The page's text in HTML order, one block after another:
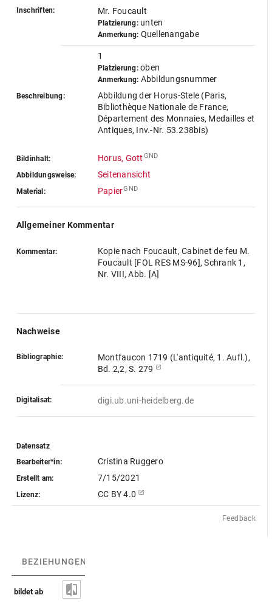
Inschriften: Mr. Foucault
Platzierung:unten
Anmerkung: Quellenangabe
1
Platzierung:oben
Anmerkung: Abbildungsnummer
Beschreibung:
Abbildung der Horus-Stele (Paris,
Bibliothèque Nationale de France,
Département des Monnaies, Medailles et
Antiques, Inv.-Nr. 53.238bis)
Bildinhalt: Horus, Gott GND
Abbildungsweise: Seitenansicht
Material: PapierGND
Allgemeiner Kommentar
Kommentar:
Kopie nach Foucault, Cabinet de feu M.
Foucault [FOL RES MS-96], Schrank 1,
Nr. VIII, Abb. [A]
Nachweise
Bibliographie:
Montfaucon 1719 (L'antiquité, 1. Aufl.),
Bd. 2,2, S. 279
Digitalisat: digi.ub.uni-heidelberg.de
Datensatz
Bearbeiter*in:
Cristina Ruggero
Erstellt am: 7/15/2021
Lizenz: CC BY 4.0
Feedback
BEZIEHUNGEN
bildet ab